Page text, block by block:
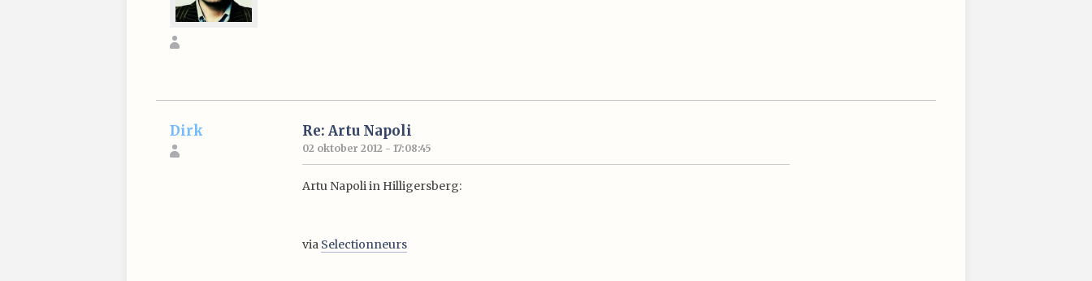
Dirk Re: Artu Napoli
02 oktober 2012 - 17:08:45
Artu Napoli in Hilligersberg:
via Selectionneurs